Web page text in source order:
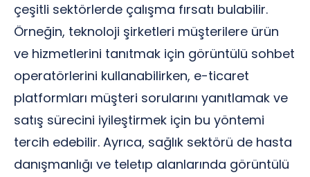
çeşitli sektörlerde çalışma fırsatı bulabilir.
Örneğin, teknoloji şirketleri müşterilere ürün
ve hizmetlerini tanıtmak için görüntülü sohbet
operatörlerini kullanabilirken, e-ticaret
platformları müşteri sorularını yanıtlamak ve
satış sürecini iyileştirmek için bu yöntemi
tercih edebilir. Ayrıca, sağlık sektörü de hasta
danışmanlığı ve teletıp alanlarında görüntülü